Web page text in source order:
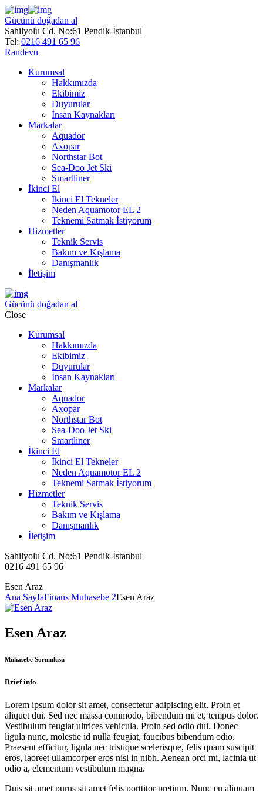
Gücünü doğadan al
Sahilyolu Cd. No:61 Pendik-İstanbul
Tel: 0216 491 65 96
Randevu
Kurumsal
Hakkımızda
Ekibimiz
Duyurular
İnsan Kaynakları
Markalar
Aquador
Axopar
Northstar Bot
Sea-Doo Jet Ski
Smartliner
İkinci El
İkinci El Tekneler
Neden Aquamotor EL 2
Teknemi Satmak İstiyorum
Hizmetler
Teknik Servis
Bakım ve Kışlama
Danışmanlık
İletişim
Gücünü doğadan al
Close
Kurumsal
Hakkımızda
Ekibimiz
Duyurular
İnsan Kaynakları
Markalar
Aquador
Axopar
Northstar Bot
Sea-Doo Jet Ski
Smartliner
İkinci El
İkinci El Tekneler
Neden Aquamotor EL 2
Teknemi Satmak İstiyorum
Hizmetler
Teknik Servis
Bakım ve Kışlama
Danışmanlık
İletişim
Sahilyolu Cd. No:61 Pendik-İstanbul
0216 491 65 96
Esen Araz
Ana SayfaFinans Muhasebe 2Esen Araz
Esen Araz
Muhasebe Sorumlusu
Brief info
Lorem ipsum dolor sit amet, consectetur adipiscing elit. Proin et
aliquet dui. Sed nec massa commodo, bibendum mi et, tempus dolor.
Vestibulum feugiat ultrices vehicula. Proin sed odio dui. Donec
ligula nunc, molestie id nulla feugiat, faucibus bibendum odio.
Praesent efficitur, ligula nec tristique scelerisque, felis quam suscipit
eros, laoreet ullamcorper eros nisl in nibh. Aenean orci mi, lacinia ut
odio a, elementum vestibulum magna.
Duis sit amet purus sit amet felis porttitor pretium. Nunc eu aliquam